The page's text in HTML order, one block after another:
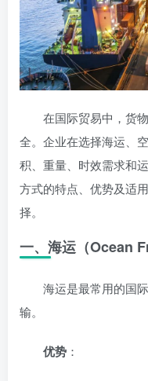
在国际贸易中，货
全。企业在选择海运、
积、重量、时效需求和
方式的特点、优势及适
择。
一、海运（Ocean
海运是最常用的国
输。
优势 ：